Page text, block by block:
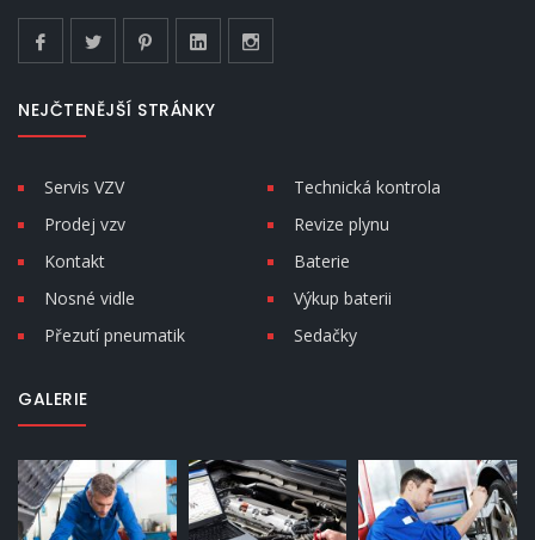
NEJČTENĚJŠÍ STRÁNKY
Servis VZV
Technická kontrola
Prodej vzv
Revize plynu
Kontakt
Baterie
Nosné vidle
Výkup baterii
Přezutí pneumatik
Sedačky
GALERIE